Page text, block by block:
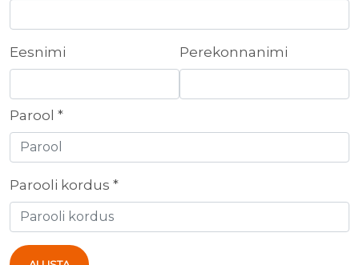
Eesnimi Perekonnanimi
Parool *
Parooli kordus *